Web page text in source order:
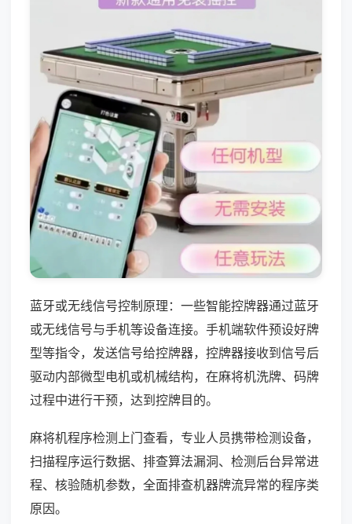
蓝牙或无线信号控制原理：一些智能控牌器通过蓝牙
或无线信号与手机等设备连接。手机端软件预设好牌
型等指令，发送信号给控牌器，控牌器接收到信号后
驱动内部微型电机或机械结构，在麻将机洗牌、码牌
过程中进行干预，达到控牌目的。
麻将机程序检测上门查看，专业人员携带检测设备，
扫描程序运行数据、排查算法漏洞、检测后台异常进
程、核验随机参数，全面排查机器牌流异常的程序类
原因。